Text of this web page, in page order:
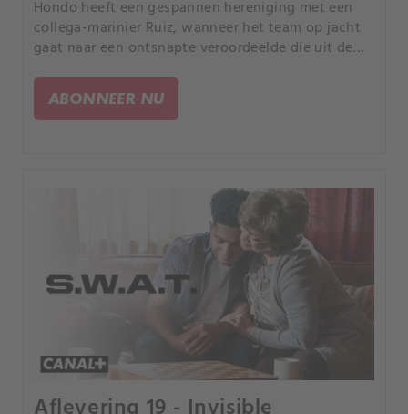
Hondo heeft een gespannen hereniging met een
collega-marinier Ruiz, wanneer het team op jacht
gaat naar een ontsnapte veroordeelde die uit de
militaire wapens gebruiken. Chris bereidt zich voor
op een moeilijk afscheid als haar voormalige K-9-
ABONNEER NU